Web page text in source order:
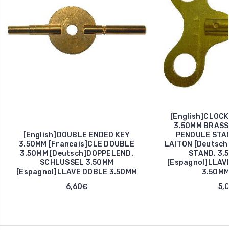
[English]DOUBLE ENDED KEY
3.50MM [Francais]CLE DOUBLE
3.50MM [Deutsch]DOPPELEND.
SCHLUSSEL 3.50MM
[Espagnol]LLAVE DOBLE 3.50MM
6,60€
3.50MM
PENDULE
LAITON
STAND.